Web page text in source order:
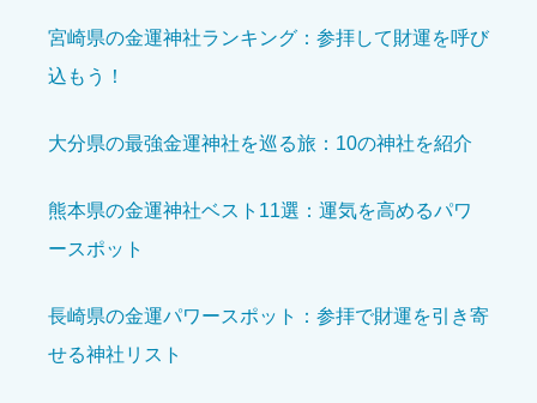
境内の美しさ 必須
星の数をお選びください
星の数をお選びください
開運効果を感じた 必須
宮崎県の金運神社ランキング：参拝して財運を呼び
込もう！
大分県の最強金運神社を巡る旅：10の神社を紹介
熊本県の金運神社ベスト11選：運気を高めるパワ
ースポット
長崎県の金運パワースポット：参拝で財運を引き寄
せる神社リスト